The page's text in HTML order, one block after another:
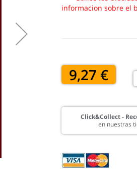
informacion sobre el
9,27 €
Click&Collect -
en nuestras